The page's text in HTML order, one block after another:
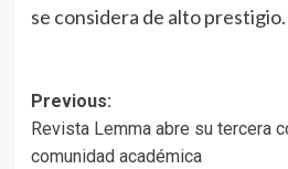
se considera de alto prestigio.
Post
navigation
Previous:
Revista Lemma abre su tercera
comunidad académica